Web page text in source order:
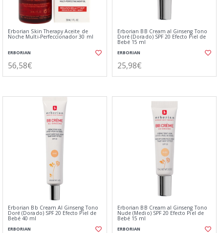
Erborian Skin Therapy Aceite de
Noche Multi-Perfeccionador 30 ml
ERBORIAN
56,58€
Erborian BB Cream al Ginseng Tono
Doré (Dorado) SPF 20 Efecto Piel de
Bebé 15 ml
ERBORIAN
25,98€
Erborian Bb Cream Al Ginseng Tono
Doré (Dorado) SPF 20 Efecto Piel de
Bebé 40 ml
ERBORIAN
Erborian BB Cream al Ginseng Tono
Nude (Medio) SPF 20 Efecto Piel de
Bebé 15 ml
ERBORIAN